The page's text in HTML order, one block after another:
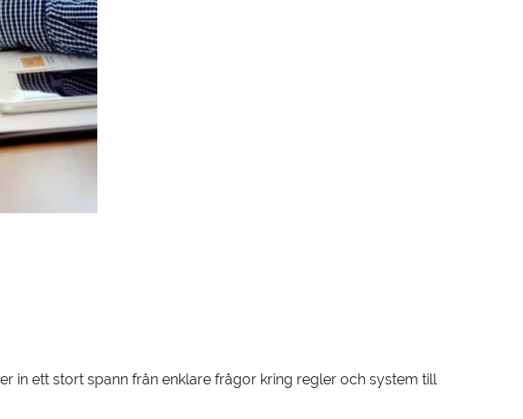
in ett stort spann från enklare frågor kring regler och system till